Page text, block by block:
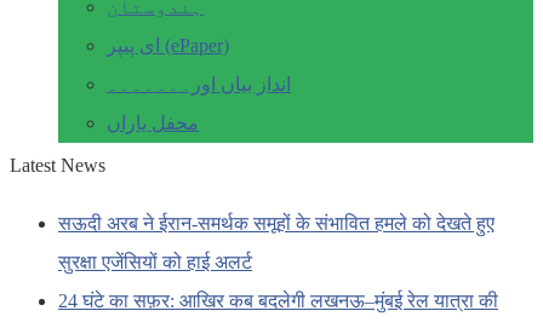
ہندوستان
ای پیپر (ePaper)
انداز بیاں اور۔۔۔۔۔۔۔
محفل یاراں
Latest News
सऊदी अरब ने ईरान-समर्थक समूहों के संभावित हमले को देखते हुए
सुरक्षा एजेंसियों को हाई अलर्ट
24 घंटे का सफ़र: आखिर कब बदलेगी लखनऊ–मुंबई रेल यात्रा की